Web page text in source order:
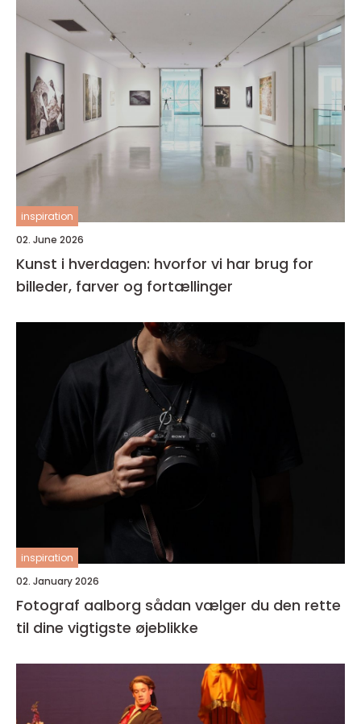
inspiration
02. June 2026
Kunst i hverdagen: hvorfor vi har brug for
billeder, farver og fortællinger
inspiration
02. January 2026
Fotograf aalborg sådan vælger du den rette
til dine vigtigste øjeblikke